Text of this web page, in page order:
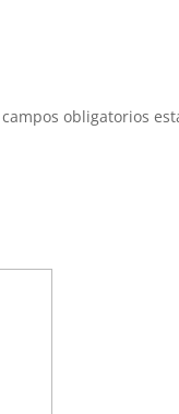
campos obligatorios